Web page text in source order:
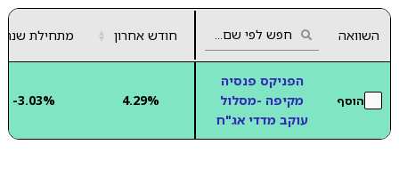
השוואה חודש אחרון ▲
▼ מתחילת שנה
הוסף
הפניקס פנסיה
מקיפה -מסלול
עוקב מדדי אג"ח
4.29%
-3.03%